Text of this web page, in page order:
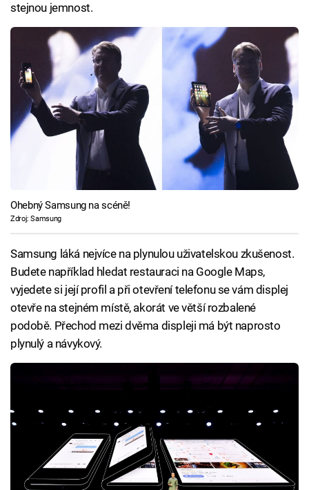
stejnou jemnost.
Ohebný Samsung na scéně!
Zdroj: Samsung
Samsung láká nejvíce na plynulou uživatelskou zkušenost.
Budete například hledat restauraci na Google Maps,
vyjedete si její profil a při otevření telefonu se vám displej
otevře na stejném místě, akorát ve větší rozbalené
podobě. Přechod mezi dvěma displeji má být naprosto
plynulý a návykový.